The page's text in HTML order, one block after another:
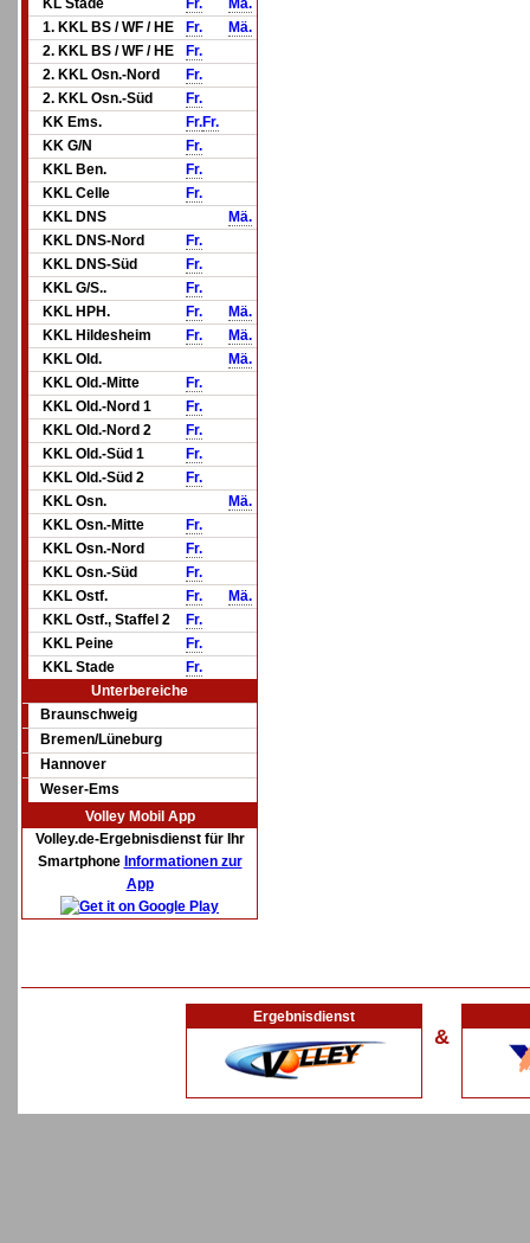
KL Stade Fr.
Mä.
1. KKL BS / WF / HE
Fr.
Mä.
2. KKL BS / WF / HE
Fr.
2. KKL Osn.-Nord
Fr.
2. KKL Osn.-Süd
Fr.
KK Ems.
Fr.Fr.
KK G/N
Fr.
KKL Ben.
Fr.
KKL Celle
Fr.
KKL DNS
Mä.
KKL DNS-Nord
Fr.
KKL DNS-Süd
Fr.
KKL G/S..
Fr.
KKL HPH.
Fr.
Mä.
KKL Hildesheim
Fr.
Mä.
KKL Old.
Mä.
KKL Old.-Mitte
Fr.
KKL Old.-Nord 1
Fr.
KKL Old.-Nord 2
Fr.
KKL Old.-Süd 1
Fr.
KKL Old.-Süd 2
Fr.
KKL Osn.
Mä.
KKL Osn.-Mitte
Fr.
KKL Osn.-Nord
Fr.
KKL Osn.-Süd
Fr.
KKL Ostf.
Fr.
Mä.
KKL Ostf., Staffel 2
Fr.
KKL Peine
Fr.
KKL Stade
Fr.
Unterbereiche
Braunschweig
Bremen/Lüneburg
Hannover
Weser-Ems
Volley Mobil App
Volley.de-Ergebnisdienst für Ihr
Smartphone Informationen zur
App
Ergebnisdienst
&